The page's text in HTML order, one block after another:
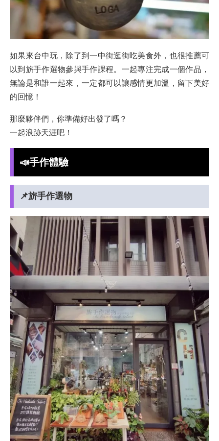
如果來台中玩，除了到一中街逛街吃美食外，也很推薦可
以到旂手作選物參與手作課程。一起專注完成一個作品，
無論是和誰一起來，一定都可以讓感情更加溫，留下美好
的回憶！
那麼夥伴們，你準備好出發了嗎？
一起浪跡天涯吧！
📣手作體驗
📌旂手作選物